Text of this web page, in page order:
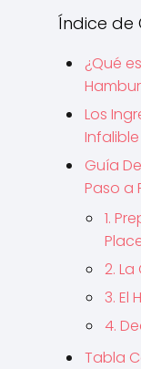
Índice de
¿Qué
Los
Infalible
Guía
Paso a
1.
2.
3. El
4.
Tabla